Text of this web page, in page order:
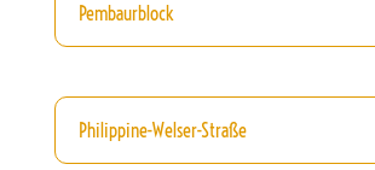
Pembaurblock
Philippine-Welser-Straße